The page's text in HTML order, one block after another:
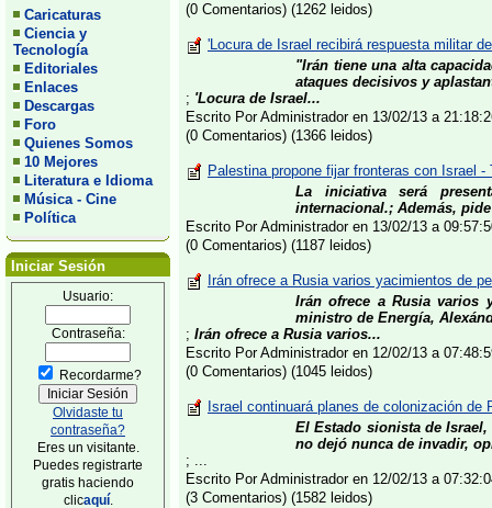
Caricaturas
Ciencia y
Tecnología
Editoriales
Enlaces
Descargas
Foro
Quienes Somos
10 Mejores
Literatura e Idioma
Música - Cine
Política
Iniciar Sesión
Usuario:
Contraseña:
Recordarme?
Olvidaste tu
contraseña?
Eres un visitante.
Puedes registrarte
gratis haciendo
clicaquí.
(0 Comentarios) (1262 leidos)
'Locura de Israel recibirá respuesta militar
"Irán tiene una alta
ataques decisivos y
; 'Locura de Israel...
Escrito Por Administrador en 13/02/13 a
(0 Comentarios) (1366 leidos)
Palestina propone fijar fronteras con Israel -
La iniciativa será
internacional.; Además,
Escrito Por Administrador en 13/02/13 a
(0 Comentarios) (1187 leidos)
Irán ofrece a Rusia varios yacimientos de
Irán ofrece a Rusia varios
ministro de Energía,
; Irán ofrece a Rusia varios...
Escrito Por Administrador en 12/02/13 a
(0 Comentarios) (1045 leidos)
Israel continuará planes de colonización de
El Estado sionista de
no dejó nunca de invadir,
; ...
Escrito Por Administrador en 12/02/13 a
(3 Comentarios) (1582 leidos)